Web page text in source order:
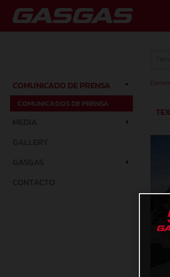
COMUNICADO DE PRENSA
COMUNICADOS DE PRENSA